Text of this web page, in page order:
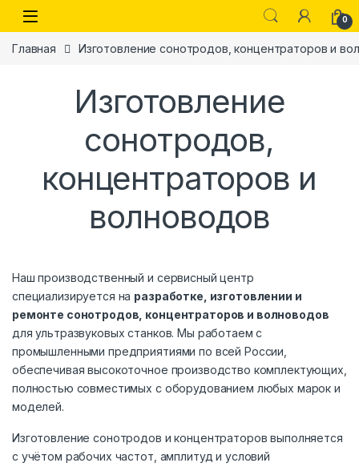
Skip to navigation
Skip to content
0
Главная Изготовление сонотродов, концентраторов и
Изготовление
сонотродов,
концентраторов и
волноводов
Наш производственный и сервисный центр
специализируется на разработке, изготовлении и
ремонте сонотродов, концентраторов и волноводов
для ультразвуковых станков. Мы работаем с
промышленными предприятиями по всей России,
обеспечивая высокоточное производство комплектующих,
полностью совместимых с оборудованием любых марок и
моделей.
Изготовление сонотродов и концентраторов выполняется
с учётом рабочих частот, амплитуд и условий